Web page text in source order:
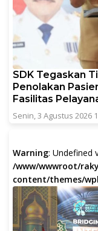
SDK Tegaskan
Penolakan
Fasilitas
Senin, 3 Agustus 2026
Warning: Undefined
/www/wwwroot/
content/themes/